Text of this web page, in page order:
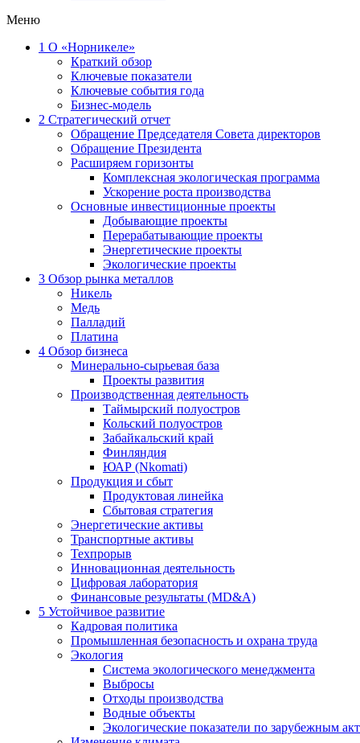
Меню
1 О «Норникеле»
Краткий обзор
Ключевые показатели
Ключевые события года
Бизнес-модель
2 Стратегический отчет
Обращение Председателя Совета директоров
Обращение Президента
Расширяем горизонты
Комплексная экологическая программа
Ускорение роста производства
Основные инвестиционные проекты
Добывающие проекты
Перерабатывающие проекты
Энергетические проекты
Экологические проекты
3 Обзор рынка металлов
Никель
Медь
Палладий
Платина
4 Обзор бизнеса
Минерально-сырьевая база
Проекты развития
Производственная деятельность
Таймырский полуостров
Кольский полуостров
Забайкальский край
Финляндия
ЮАР (Nkomati)
Продукция и сбыт
Продуктовая линейка
Сбытовая стратегия
Энергетические активы
Транспортные активы
Техпрорыв
Инновационная деятельность
Цифровая лаборатория
Финансовые результаты (MD&A)
5 Устойчивое развитие
Кадровая политика
Промышленная безопасность и охрана труда
Экология
Система экологического менеджмента
Выбросы
Отходы производства
Водные объекты
Экологические показатели по зарубежным